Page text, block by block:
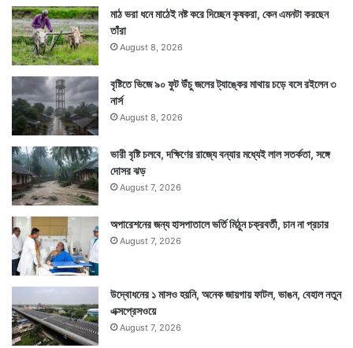
Tags Sania Mirza
মাঠ ভরা ধনে মাঠেই নষ্ট করে দিচ্ছেন কৃষকরা, কেন এমনটা করছেন
তাঁরা
August 8, 2026
বৃষ্টিতে ভিজে ৯০ ফুট উঁচু জলের ট্যাঙ্কের মাথায় চড়ে বসে রইলেন ৩
নার্স
August 8, 2026
ভারী বৃষ্টি চলবে, দক্ষিণের রাজ্যে বন্যার মধ্যেই লাল সতর্কতা, সঙ্গে
দোসর ঝড়
August 7, 2026
অপারেশনের জন্য হাসপাতালে ভর্তি মিঠুন চক্রবর্তী, চান না প্রচার
August 7, 2026
উদ্বোধনের ১ মাসও হয়নি, অনেক জায়গায় ফাটল, ভাঙন, বেহাল নতুন
এক্সপ্রেসওয়ে
August 7, 2026